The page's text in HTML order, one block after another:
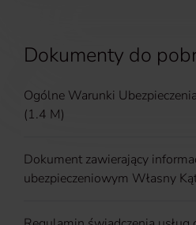
Dokumenty do
Ogólne Warunki
(1.4 M)
Dokument zawierający
ubezpieczeniowym Własny